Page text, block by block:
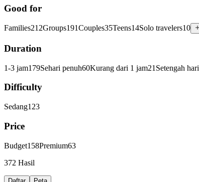
Good for
Families212Groups191Couples35Teens14Solo travelers10
Duration
1-3 jam179Sehari penuh60Kurang dari 1 jam21 Setengah hari
Difficulty
Sedang123
Price
Budget158Premium63
372 Hasil